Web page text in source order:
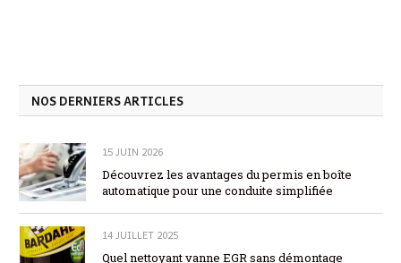
NOS DERNIERS ARTICLES
15 JUIN 2026
Découvrez les avantages du permis en boîte
automatique pour une conduite simplifiée
14 JUILLET 2025
Quel nettoyant vanne EGR sans démontage